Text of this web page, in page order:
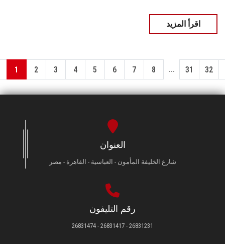
اقرأ المزيد
1 2 3 4 5 6 7 8 ... 31 32
العنوان
شارع الخليفة المأمون - العباسية - القاهرة - مصر
رقم التليفون
26831231 - 26831417 - 26831474